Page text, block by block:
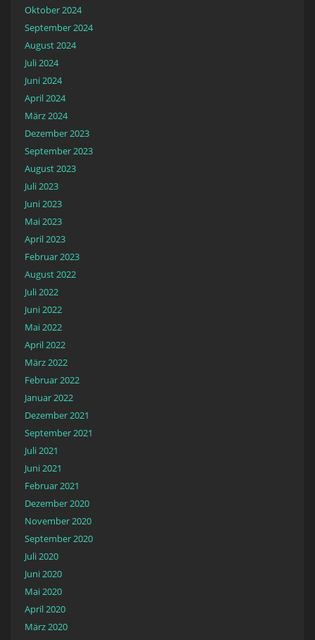
Oktober 2024
September 2024
August 2024
Juli 2024
Juni 2024
April 2024
März 2024
Dezember 2023
September 2023
August 2023
Juli 2023
Juni 2023
Mai 2023
April 2023
Februar 2023
August 2022
Juli 2022
Juni 2022
Mai 2022
April 2022
März 2022
Februar 2022
Januar 2022
Dezember 2021
September 2021
Juli 2021
Juni 2021
Februar 2021
Dezember 2020
November 2020
September 2020
Juli 2020
Juni 2020
Mai 2020
April 2020
März 2020